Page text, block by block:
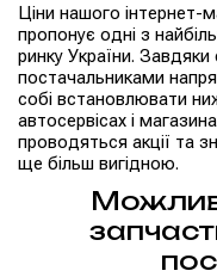
Ціни нашого
пропонує одні з
ринку України. Завдяки
постачальниками
собі встановлювати
автосервісах і
проводяться акції та
ще більш вигідною.